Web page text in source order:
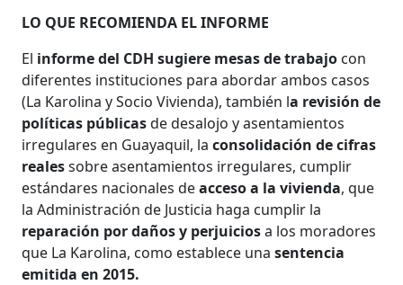
LO QUE RECOMIENDA EL INFORME
El informe del CDH sugiere mesas de trabajo con
diferentes instituciones para abordar ambos casos
(La Karolina y Socio Vivienda), también la revisión de
políticas públicasde desalojo y asentamientos
irregulares en Guayaquil, laconsolidación de cifras
realessobre asentamientos irregulares, cumplir
estándares nacionales deacceso a la vivienda, que
la Administración de Justicia haga cumplir la
reparación por daños y perjuiciosa los moradores
que La Karolina, como establece unasentencia
emitida en 2015.